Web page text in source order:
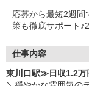
応募から最短2週
策も徹底サポート
仕事内容
東川口駅≫日収1.2万